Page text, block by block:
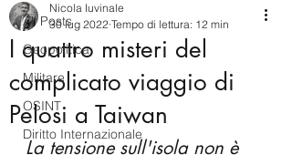
All Posts
Geopolitica
Militare
OSINT
Diritto Internazionale
I quattro misteri del
complicato viaggio di
Pelosi a Taiwan
Nicola Iuvinale
30 lug 2022 Tempo di lettura: 12 min
La tensione sull'isola non è